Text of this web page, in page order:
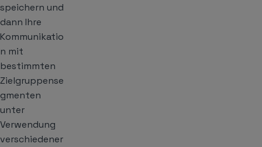
speichern und
dann Ihre
Kommunikatio
n mit
bestimmten
Zielgruppense
gmenten
unter
Verwendung
verschiedener